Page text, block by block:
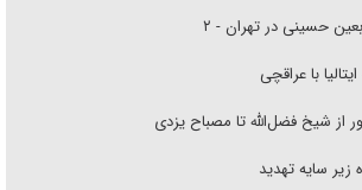
حسینی در تهران - ۲
با عراقچی
از شیخ فضل‌الله تا مصباح یزدی
زیر سایه تهدید